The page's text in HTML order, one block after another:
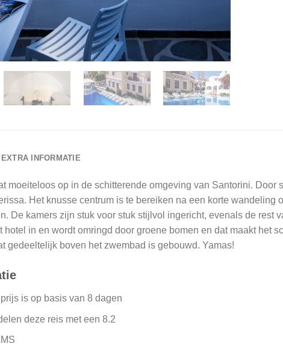
EXTRA INFORMATIE
moeiteloos op in de schitterende omgeving van Santorini.
Het knusse centrum is te bereiken na een korte
De kamers zijn stuk voor stuk stijlvol ingericht, evenals de rest
hotel in en wordt omringd door groene bomen en dat maakt het
gedeeltelijk boven het zwembad is gebouwd. Yamas!
is op basis van 8 dagen
deze reis met een 8.2